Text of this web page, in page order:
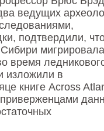
ведущих
подтвердили,
время
изложили в
книге Across